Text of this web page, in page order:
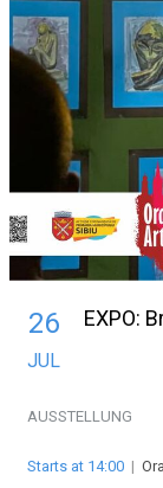
26
JUL
EXPO:
AUSSTELLUNG
Starts at 14:00 |